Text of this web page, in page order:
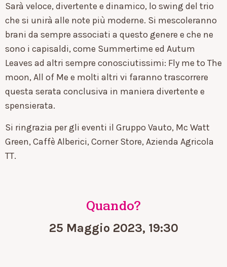
Quando?
25 Maggio 2023, 19:30
Sarà veloce, divertente e dinamico, lo swing del trio
che si unirà alle note più moderne. Si mescoleranno
brani da sempre associati a questo genere e che ne
sono i capisaldi, come Summertime ed Autum
Leaves ad altri sempre conosciutissimi: Fly me to The
moon, All of Me e molti altri vi faranno trascorrere
questa serata conclusiva in maniera divertente e
spensierata.
Si ringrazia per gli eventi il Gruppo Vauto, Mc Watt
Green, Caffè Alberici, Corner Store, Azienda Agricola
TT.